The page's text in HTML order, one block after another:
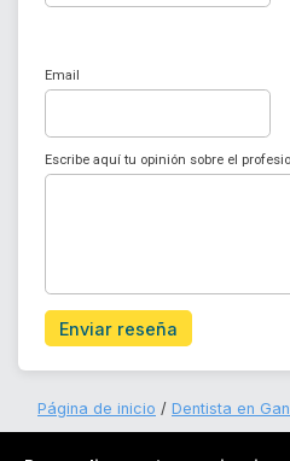
Email
Escribe aquí tu opinión sobre el
Enviar reseña
Página de inicio Dentista en